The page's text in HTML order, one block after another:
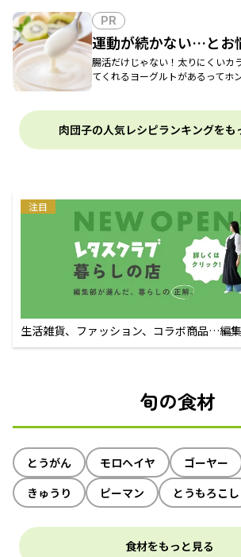
PR
運動が続かない…とお
腸活だけじゃない！太りにくいカ
てくれるヨーグルトがあるってホ
肉団子の人気レシピランキングをも
注目
生活雑貨、ファッション、コラボ商品…編
えるECサイト
旬の食材
とうがん モロヘイヤ ゴーヤー
きゅうり
ピーマン とうもろこし
食材をもっと見る